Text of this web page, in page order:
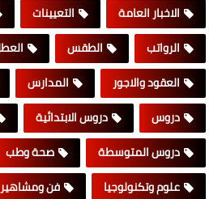
الاخبار العامة
التعيينات
الرواتب
الطقس
العقود والاجور
المدارس
دروس
دروس الابتدائية
دروس المتوسطة
صحة وطب
علوم وتكنولوجيا
فن ومشاهير